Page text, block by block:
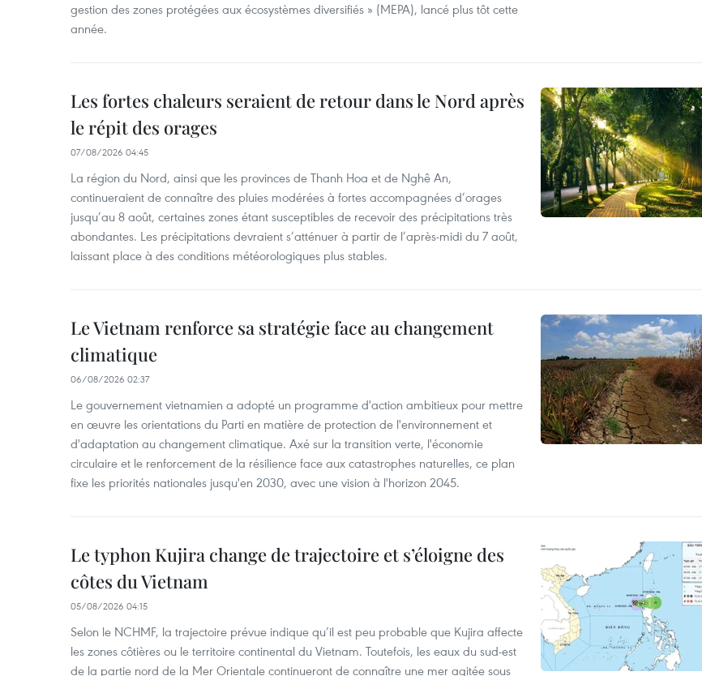
gestion des zones protégées aux écosystèmes diversifiés » (MEPA), lancé plus tôt cette
année.
Les fortes chaleurs seraient de retour dans le Nord après
le répit des orages
07/08/2026 04:45
La région du Nord, ainsi que les provinces de Thanh Hoa et de Nghê An,
continueraient de connaître des pluies modérées à fortes accompagnées d’orages
jusqu’au 8 août, certaines zones étant susceptibles de recevoir des précipitations très
abondantes. Les précipitations devraient s’atténuer à partir de l’après-midi du 7 août,
laissant place à des conditions météorologiques plus stables.
Le Vietnam renforce sa stratégie face au changement
climatique
06/08/2026 02:37
Le gouvernement vietnamien a adopté un programme d'action ambitieux pour mettre
en œuvre les orientations du Parti en matière de protection de l'environnement et
d'adaptation au changement climatique. Axé sur la transition verte, l'économie
circulaire et le renforcement de la résilience face aux catastrophes naturelles, ce plan
fixe les priorités nationales jusqu'en 2030, avec une vision à l'horizon 2045.
Le typhon Kujira change de trajectoire et s’éloigne des
côtes du Vietnam
05/08/2026 04:15
Selon le NCHMF, la trajectoire prévue indique qu’il est peu probable que Kujira affecte
les zones côtières ou le territoire continental du Vietnam. Toutefois, les eaux du sud-est
de la partie nord de la Mer Orientale continueront de connaître une mer agitée sous